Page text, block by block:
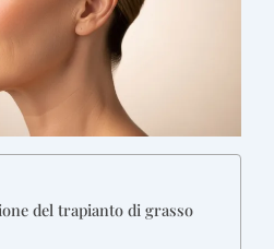
del trapianto di grasso